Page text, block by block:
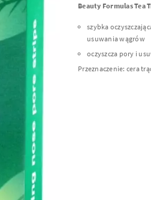
Beauty Formulas Tea
szybka
usuwania wągrów
oczyszcza pory i
Przeznaczenie: cera